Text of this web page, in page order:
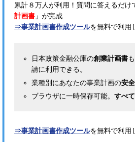
累計８万人が利用！質問に答えるだけ
計画書 」が完成
⇒事業計画書作成ツールを無料で利用
日本政策金融公庫の創業計画書
請に利用できる。
業種別にあなたの事業計画の安
ブラウザに一時保存可能。 すべ
⇒事業計画書作成ツールを無料で利用